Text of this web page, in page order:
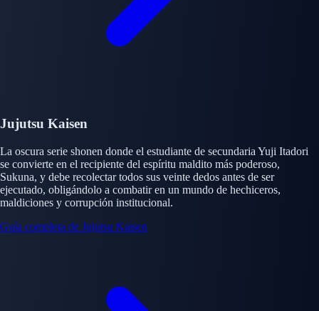
Jujutsu Kaisen
La oscura serie shonen donde el estudiante de secundaria Yuji Itadori
se convierte en el recipiente del espíritu maldito más poderoso,
Sukuna, y debe recolectar todos sus veinte dedos antes de ser
ejecutado, obligándolo a combatir en un mundo de hechiceros,
maldiciones y corrupción institucional.
Guía completa de Jujutsu Kaisen